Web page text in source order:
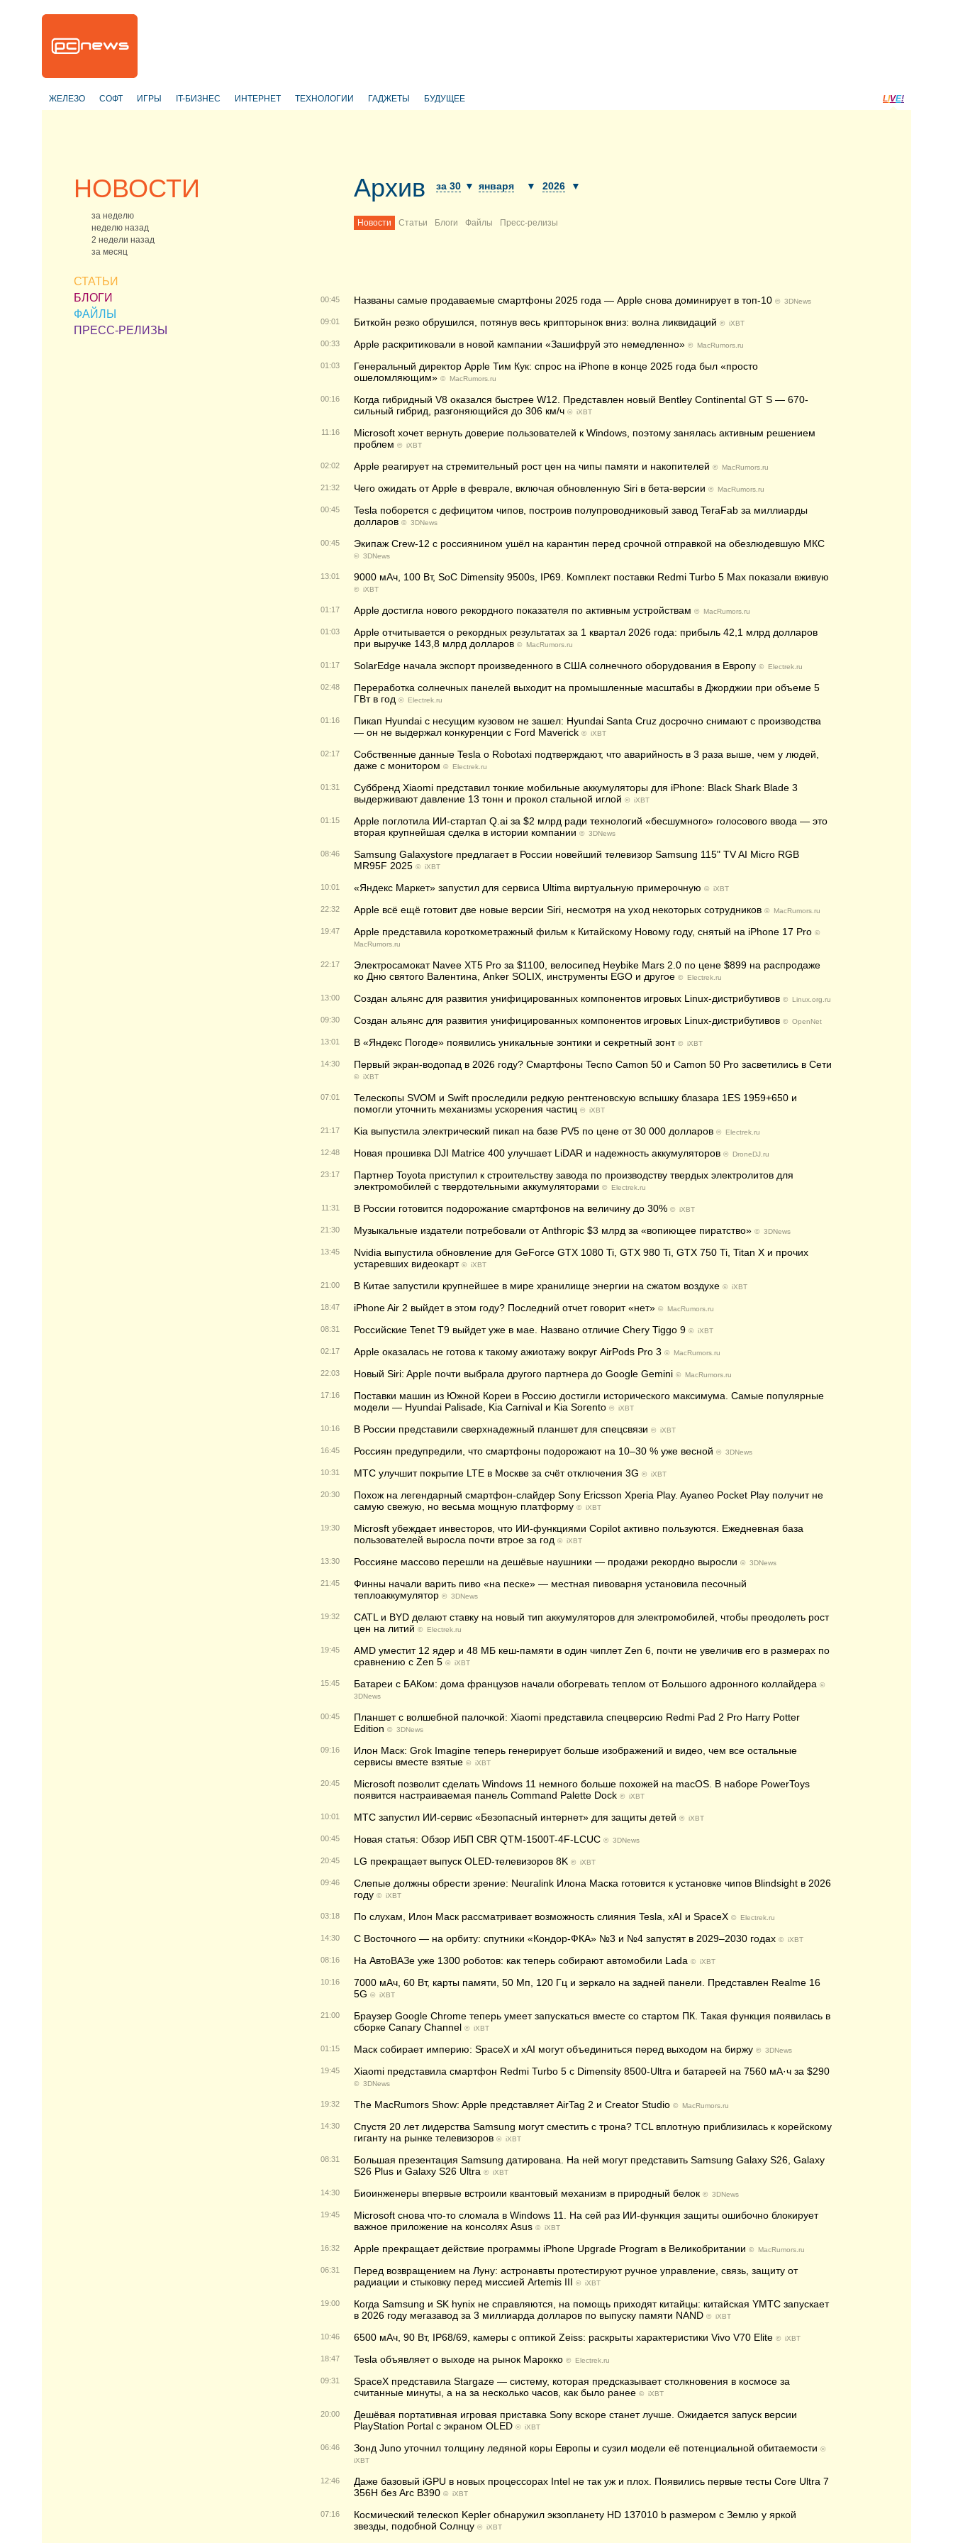
ЖЕЛЕЗО СОФТ ИГРЫ IT-БИЗНЕС ИНТЕРНЕТ ТЕХНОЛОГИИ ГАДЖЕТЫ БУДУЩЕЕ LIVE!
НОВОСТИ
за неделю
неделю назад
2 недели назад
за месяц
СТАТЬИ
БЛОГИ
ФАЙЛЫ
ПРЕСС-РЕЛИЗЫ
Архив за 30 ▼ января ▼ 2026 ▼
Новости Статьи Блоги Файлы Пресс-релизы
00:45 Названы самые продаваемые смартфоны 2025 года — Apple снова доминирует в топ-10 © 3DNews
09:01 Биткойн резко обрушился, потянув весь крипторынок вниз: волна ликвидаций © iXBT
00:33 Apple раскритиковали в новой кампании «Зашифруй это немедленно» © MacRumors.ru
01:03
Генеральный директор Apple Тим Кук: спрос на iPhone в конце 2025 года был «просто
ошеломляющим» © MacRumors.ru
00:16
Когда гибридный V8 оказался быстрее W12. Представлен новый Bentley Continental GT S — 670-
сильный гибрид, разгоняющийся до 306 км/ч © iXBT
11:16
Microsoft хочет вернуть доверие пользователей к Windows, поэтому занялась активным решением
проблем © iXBT
02:02 Apple реагирует на стремительный рост цен на чипы памяти и накопителей © MacRumors.ru
21:32 Чего ожидать от Apple в феврале, включая обновленную Siri в бета-версии © MacRumors.ru
00:45
Tesla поборется с дефицитом чипов, построив полупроводниковый завод TeraFab за миллиарды
долларов © 3DNews
00:45 Экипаж Crew-12 с россиянином ушёл на карантин перед срочной отправкой на обезлюдевшую МКС
© 3DNews
13:01 9000 мАч, 100 Вт, SoС Dimensity 9500s, IP69. Комплект поставки Redmi Turbo 5 Max показали вживую
© iXBT
01:17 Apple достигла нового рекордного показателя по активным устройствам © MacRumors.ru
01:03
Apple отчитывается о рекордных результатах за 1 квартал 2026 года: прибыль 42,1 млрд долларов
при выручке 143,8 млрд долларов © MacRumors.ru
01:17 SolarEdge начала экспорт произведенного в США солнечного оборудования в Европу © Electrek.ru
02:48
Переработка солнечных панелей выходит на промышленные масштабы в Джорджии при объеме 5
ГВт в год © Electrek.ru
01:16
Пикап Hyundai с несущим кузовом не зашел: Hyundai Santa Cruz досрочно снимают с производства
— он не выдержал конкуренции с Ford Maverick © iXBT
02:17
Собственные данные Tesla о Robotaxi подтверждают, что аварийность в 3 раза выше, чем у людей,
даже с монитором © Electrek.ru
01:31
Суббренд Xiaomi представил тонкие мобильные аккумуляторы для iPhone: Black Shark Blade 3
выдерживают давление 13 тонн и прокол стальной иглой © iXBT
01:15
Apple поглотила ИИ-стартап Q.ai за $2 млрд ради технологий «бесшумного» голосового ввода — это
вторая крупнейшая сделка в истории компании © 3DNews
08:46
Samsung Galaxystore предлагает в России новейший телевизор Samsung 115" TV AI Micro RGB
MR95F 2025 © iXBT
10:01 «Яндекс Маркет» запустил для сервиса Ultima виртуальную примерочную © iXBT
22:32 Apple всё ещё готовит две новые версии Siri, несмотря на уход некоторых сотрудников © MacRumors.ru
19:47 Apple представила короткометражный фильм к Китайскому Новому году, снятый на iPhone 17 Pro ©
MacRumors.ru
22:17
Электросамокат Navee XT5 Pro за $1100, велосипед Heybike Mars 2.0 по цене $899 на распродаже
ко Дню святого Валентина, Anker SOLIX, инструменты EGO и другое © Electrek.ru
13:00 Создан альянс для развития унифицированных компонентов игровых Linux-дистрибутивов © Linux.org.ru
09:30 Создан альянс для развития унифицированных компонентов игровых Linux-дистрибутивов © OpenNet
13:01 В «Яндекс Погоде» появились уникальные зонтики и секретный зонт © iXBT
14:30 Первый экран-водопад в 2026 году? Смартфоны Tecno Camon 50 и Camon 50 Pro засветились в Сети
© iXBT
07:01
Телескопы SVOM и Swift проследили редкую рентгеновскую вспышку блазара 1ES 1959+650 и
помогли уточнить механизмы ускорения частиц © iXBT
21:17 Kia выпустила электрический пикап на базе PV5 по цене от 30 000 долларов © Electrek.ru
12:48 Новая прошивка DJI Matrice 400 улучшает LiDAR и надежность аккумуляторов © DroneDJ.ru
23:17
Партнер Toyota приступил к строительству завода по производству твердых электролитов для
электромобилей с твердотельными аккумуляторами © Electrek.ru
11:31 В России готовится подорожание смартфонов на величину до 30% © iXBT
21:30 Музыкальные издатели потребовали от Anthropic $3 млрд за «вопиющее пиратство» © 3DNews
13:45
Nvidia выпустила обновление для GeForce GTX 1080 Ti, GTX 980 Ti, GTX 750 Ti, Titan X и прочих
устаревших видеокарт © iXBT
21:00 В Китае запустили крупнейшее в мире хранилище энергии на сжатом воздухе © iXBT
18:47 iPhone Air 2 выйдет в этом году? Последний отчет говорит «нет» © MacRumors.ru
08:31 Российские Tenet T9 выйдет уже в мае. Названо отличие Chery Tiggo 9 © iXBT
02:17 Apple оказалась не готова к такому ажиотажу вокруг AirPods Pro 3 © MacRumors.ru
22:03 Новый Siri: Apple почти выбрала другого партнера до Google Gemini © MacRumors.ru
17:16
Поставки машин из Южной Кореи в Россию достигли исторического максимума. Самые популярные
модели — Hyundai Palisade, Kia Carnival и Kia Sorento © iXBT
10:16 В России представили сверхнадежный планшет для спецсвязи © iXBT
16:45 Россиян предупредили, что смартфоны подорожают на 10–30 % уже весной © 3DNews
10:31 МТС улучшит покрытие LTE в Москве за счёт отключения 3G © iXBT
20:30
Похож на легендарный смартфон-слайдер Sony Ericsson Xperia Play. Ayaneo Pocket Play получит не
самую свежую, но весьма мощную платформу © iXBT
19:30
Microsft убеждает инвесторов, что ИИ-функциями Copilot активно пользуются. Ежедневная база
пользователей выросла почти втрое за год © iXBT
13:30 Россияне массово перешли на дешёвые наушники — продажи рекордно выросли © 3DNews
21:45
Финны начали варить пиво «на песке» — местная пивоварня установила песочный
теплоаккумулятор © 3DNews
19:32
CATL и BYD делают ставку на новый тип аккумуляторов для электромобилей, чтобы преодолеть рост
цен на литий © Electrek.ru
19:45
AMD уместит 12 ядер и 48 МБ кеш-памяти в один чиплет Zen 6, почти не увеличив его в размерах по
сравнению с Zen 5 © iXBT
15:45 Батареи с БАКом: дома французов начали обогревать теплом от Большого адронного коллайдера ©
3DNews
00:45
Планшет с волшебной палочкой: Xiaomi представила спецверсию Redmi Pad 2 Pro Harry Potter
Edition © 3DNews
09:16
Илон Маск: Grok Imagine теперь генерирует больше изображений и видео, чем все остальные
сервисы вместе взятые © iXBT
20:45
Microsoft позволит сделать Windows 11 немного больше похожей на macOS. В наборе PowerToys
появится настраиваемая панель Command Palette Dock © iXBT
10:01 МТС запустил ИИ-сервис «Безопасный интернет» для защиты детей © iXBT
00:45 Новая статья: Обзор ИБП CBR QTM-1500T-4F-LCUC © 3DNews
20:45 LG прекращает выпуск OLED-телевизоров 8K © iXBT
09:46
Слепые должны обрести зрение: Neuralink Илона Маска готовится к установке чипов Blindsight в 2026
году © iXBT
03:18 По слухам, Илон Маск рассматривает возможность слияния Tesla, xAI и SpaceX © Electrek.ru
14:30 С Восточного — на орбиту: спутники «Кондор-ФКА» №3 и №4 запустят в 2029–2030 годах © iXBT
08:16 На АвтоВАЗе уже 1300 роботов: как теперь собирают автомобили Lada © iXBT
10:16
7000 мАч, 60 Вт, карты памяти, 50 Мп, 120 Гц и зеркало на задней панели. Представлен Realme 16
5G © iXBT
21:00
Браузер Google Chrome теперь умеет запускаться вместе со стартом ПК. Такая функция появилась в
сборке Canary Channel © iXBT
01:15 Маск собирает империю: SpaceX и xAI могут объединиться перед выходом на биржу © 3DNews
19:45 Xiaomi представила смартфон Redmi Turbo 5 c Dimensity 8500-Ultra и батареей на 7560 мА·ч за $290
© 3DNews
19:32 The MacRumors Show: Apple представляет AirTag 2 и Creator Studio © MacRumors.ru
14:30
Спустя 20 лет лидерства Samsung могут сместить с трона? TCL вплотную приблизилась к корейскому
гиганту на рынке телевизоров © iXBT
08:31
Большая презентация Samsung датирована. На ней могут представить Samsung Galaxy S26, Galaxy
S26 Plus и Galaxy S26 Ultra © iXBT
14:30 Биоинженеры впервые встроили квантовый механизм в природный белок © 3DNews
19:45
Microsoft снова что-то сломала в Windows 11. На сей раз ИИ-функция защиты ошибочно блокирует
важное приложение на консолях Asus © iXBT
16:32 Apple прекращает действие программы iPhone Upgrade Program в Великобритании © MacRumors.ru
06:31
Перед возвращением на Луну: астронавты протестируют ручное управление, связь, защиту от
радиации и стыковку перед миссией Artemis III © iXBT
19:00
Когда Samsung и SK hynix не справляются, на помощь приходят китайцы: китайская YMTC запускает
в 2026 году мегазавод за 3 миллиарда долларов по выпуску памяти NAND © iXBT
10:46 6500 мАч, 90 Вт, IP68/69, камеры с оптикой Zeiss: раскрыты характеристики Vivo V70 Elite © iXBT
18:47 Tesla объявляет о выходе на рынок Марокко © Electrek.ru
09:31
SpaceX представила Stargaze — систему, которая предсказывает столкновения в космосе за
считанные минуты, а на за несколько часов, как было ранее © iXBT
20:00
Дешёвая портативная игровая приставка Sony вскоре станет лучше. Ожидается запуск версии
PlayStation Portal с экраном OLED © iXBT
06:46 Зонд Juno уточнил толщину ледяной коры Европы и сузил модели её потенциальной обитаемости ©
iXBT
12:46
Даже базовый iGPU в новых процессорах Intel не так уж и плох. Появились первые тесты Core Ultra 7
356H без Arc B390 © iXBT
07:16
Космический телескоп Kepler обнаружил экзопланету HD 137010 b размером с Землю у яркой
звезды, подобной Солнцу © iXBT